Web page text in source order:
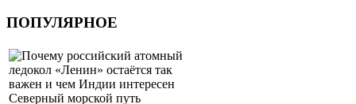
ПОПУЛЯРНОЕ